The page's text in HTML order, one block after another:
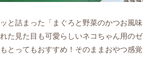
と詰まった「まぐろと野菜のかつお風味
た見た目も可愛らしいネコちゃん用のゼ
とってもおすすめ！そのままおやつ感覚